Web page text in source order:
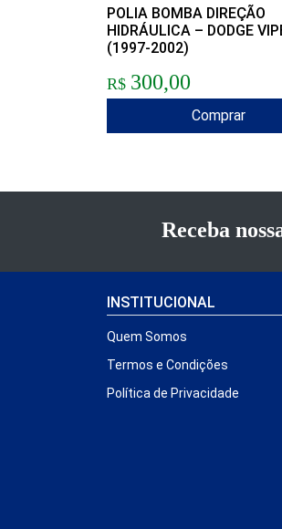
POLIA BOMBA DIREÇÃO
HIDRÁULICA – DODGE
(1997-2002)
R$ 300,00
Comprar
Receba
INSTITUCIONAL
Quem Somos
Termos e Condições
Política de Privacidade